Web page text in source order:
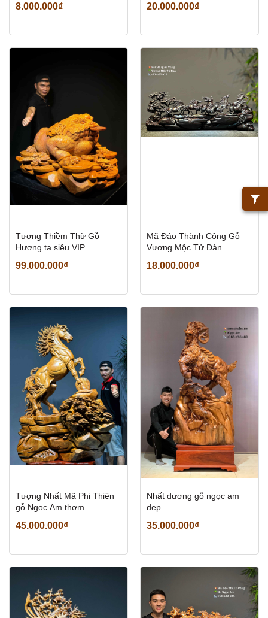
8.000.000₫ 20.000.000₫
Tượng Thiềm Thừ Gỗ
Hương ta siêu VIP
99.000.000₫
Mã Đáo Thành Công Gỗ
Vương Mộc Tử Đàn
18.000.000₫
Tượng Nhất Mã Phi Thiên
gỗ Ngọc Am thơm
45.000.000₫
Nhất dương gỗ ngọc am
đẹp
35.000.000₫